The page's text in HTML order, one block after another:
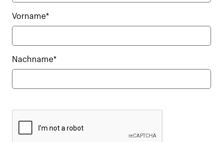
Vorname*
Nachname*